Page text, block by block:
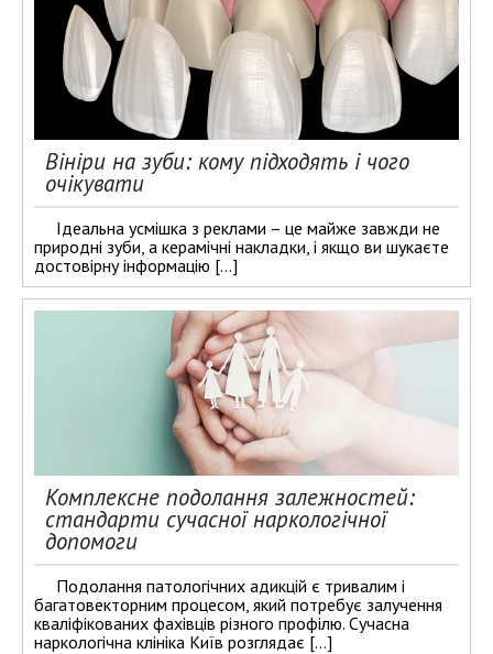
Вініри на зуби: кому підходять і чого
очікувати
Ідеальна усмішка з реклами – це майже завжди не
природні зуби, а керамічні накладки, і якщо ви шукаєте
достовірну інформацію […]
Комплексне подолання залежностей:
стандарти сучасної наркологічної
допомоги
Подолання патологічних адикцій є тривалим і
багатовекторним процесом, який потребує залучення
кваліфікованих фахівців різного профілю. Сучасна
наркологічна клініка Київ розглядає […]